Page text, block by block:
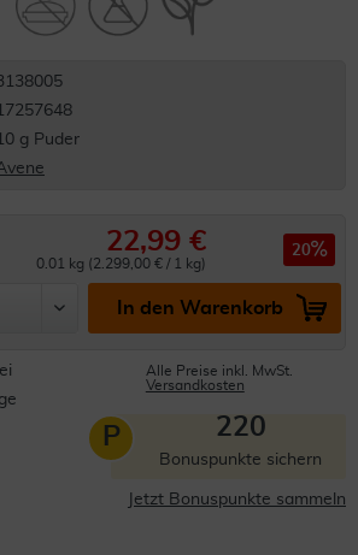
g Puder
22,99 €
0.01 kg (2.299,00 € / 1 kg)
20
In den Warenkorb
Alle Preise inkl. MwSt.
Versandkosten
P 220
Bonuspunkte sichern
Jetzt Bonuspunkte sammeln